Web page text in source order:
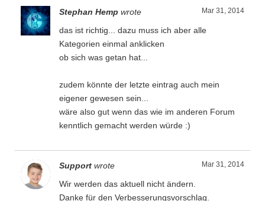
Mar 31, 2014
Stephan Hemp wrote
das ist richtig... dazu muss ich aber alle
Kategorien einmal anklicken
ob sich was getan hat...
zudem könnte der letzte eintrag auch mein
eigener gewesen sein...
wäre also gut wenn das wie im anderen Forum
kenntlich gemacht werden würde :)
Mar 31, 2014
Support wrote
Wir werden das aktuell nicht ändern.
Danke für den Verbesserungsvorschlag.